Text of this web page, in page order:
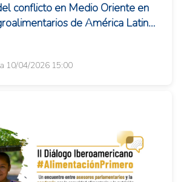
conflicto en Medio Oriente en
de América Latina
10/04/2026 15:00